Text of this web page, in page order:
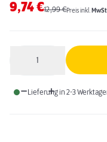
9,74€12,99€Preis inkl.
1
Lieferung in 2-3